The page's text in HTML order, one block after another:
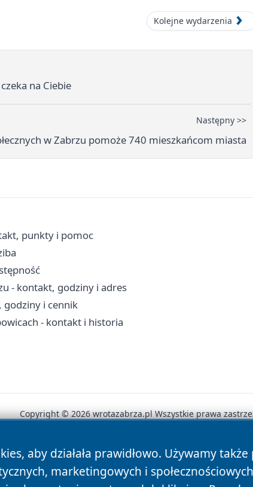
Kolejne wydarzenia
na Ciebie
Następny >>
w Zabrzu pomoże 740 mieszkańcom miasta
punkty i pomoc
- kontakt, godziny i adres
godziny i cennik
- kontakt i historia
aby działała prawidłowo. Używamy
marketingowych i
Copyright © 2026 wrotazabrza.pl Wszystkie prawa
News Autorzy Polityka Prywatności Polityka